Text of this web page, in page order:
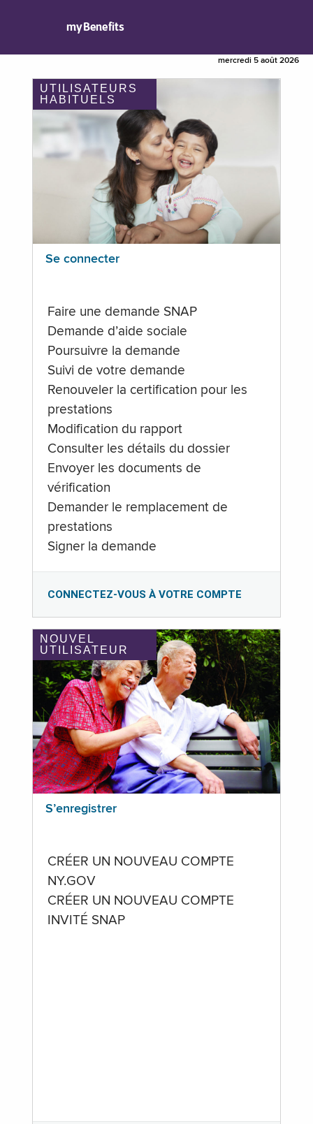
myBenefits
mercredi 5 août 2026
UTILISATEURS
HABITUELS
Se connecter
Faire une demande SNAP
Demande d’aide sociale
Poursuivre la demande
Suivi de votre demande
Renouveler la certification pour les
prestations
Modification du rapport
Consulter les détails du dossier
Envoyer les documents de
vérification
Demander le remplacement de
prestations
Signer la demande
CONNECTEZ-VOUS À VOTRE COMPTE
NOUVEL
UTILISATEUR
S’enregistrer
CRÉER UN NOUVEAU COMPTE
NY.GOV
CRÉER UN NOUVEAU COMPTE
INVITÉ SNAP